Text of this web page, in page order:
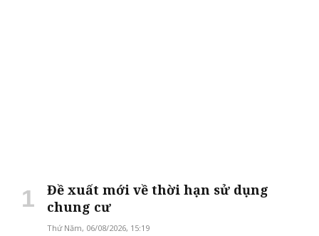
Đề xuất mới về thời hạn sử dụng
chung cư
Thứ Năm, 06/08/2026, 15:19